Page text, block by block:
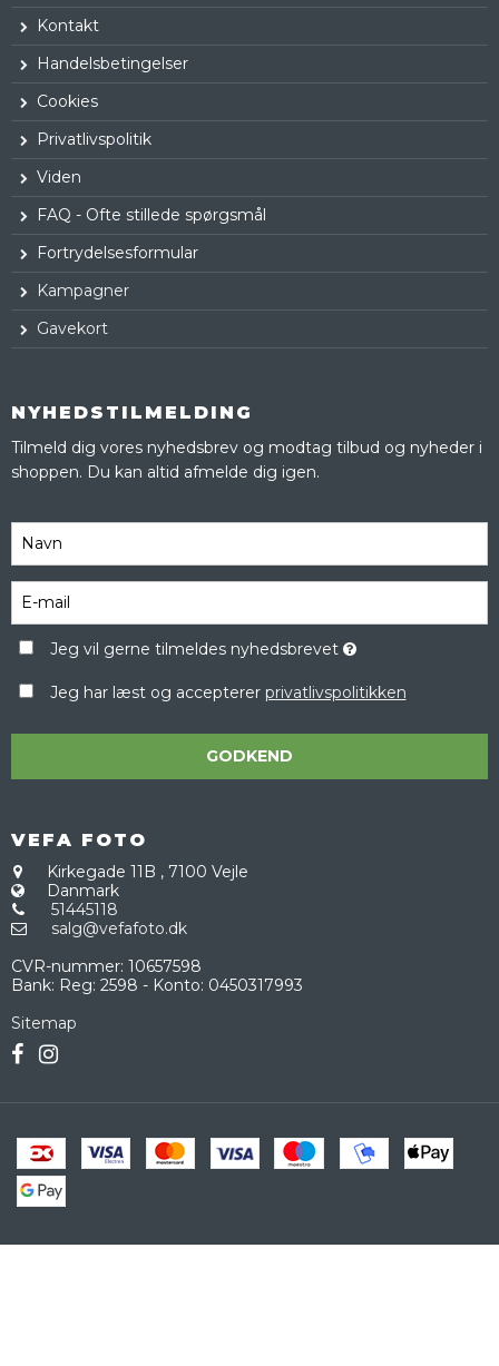
Kontakt
Handelsbetingelser
Cookies
Privatlivspolitik
Viden
FAQ - Ofte stillede spørgsmål
Fortrydelsesformular
Kampagner
Gavekort
NYHEDSTILMELDING
Tilmeld dig vores nyhedsbrev og modtag tilbud og nyheder i
shoppen. Du kan altid afmelde dig igen.
Jeg vil gerne tilmeldes nyhedsbrevet
Jeg har læst og accepterer privatlivspolitikken
GODKEND
VEFA FOTO
Kirkegade 11B , 7100 Vejle
Danmark
51445118
salg@vefafoto.dk
CVR-nummer: 10657598
Bank: Reg: 2598 - Konto: 0450317993
Sitemap